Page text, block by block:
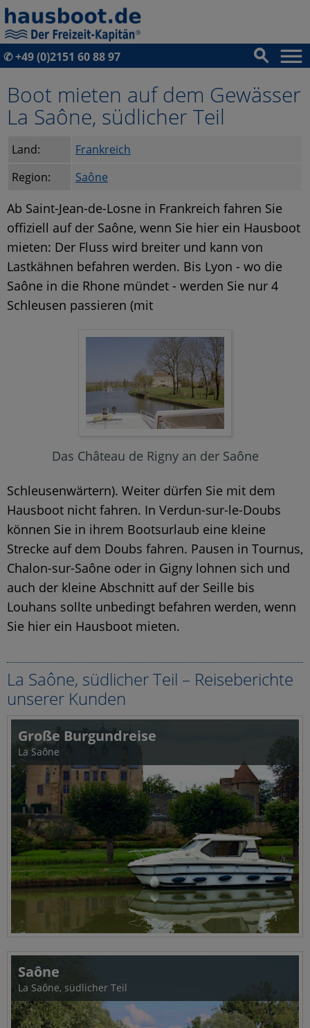
✆+49 (0)2151 60 88 97
Boot mieten auf dem Gewässer
La Saône, südlicher Teil
Land:
Frankreich
Region:
Saône
Ab Saint-Jean-de-Losne in Frankreich fahren Sie
offiziell auf der Saône, wenn Sie hier ein Hausboot
mieten: Der Fluss wird breiter und kann von
Lastkähnen befahren werden. Bis Lyon - wo die
Saône in die Rhone mündet - werden Sie nur 4
Schleusen passieren (mit
Das Château de Rigny an der Saône
Schleusenwärtern). Weiter dürfen Sie mit dem
Hausboot nicht fahren. In Verdun-sur-le-Doubs
können Sie in ihrem Bootsurlaub eine kleine
Strecke auf dem Doubs fahren. Pausen in Tournus,
Chalon-sur-Saône oder in Gigny lohnen sich und
auch der kleine Abschnitt auf der Seille bis
Louhans sollte unbedingt befahren werden, wenn
Sie hier ein Hausboot mieten.
La Saône, südlicher Teil – Reiseberichte
unserer Kunden
Große Burgundreise
La Saône
Saône
La Saône, südlicher Teil